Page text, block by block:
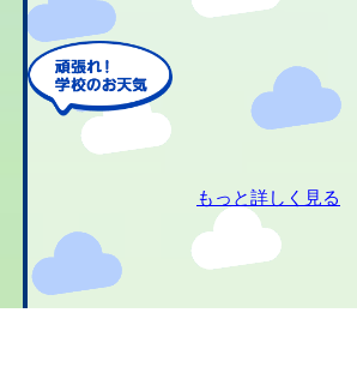
もっと詳しく見る